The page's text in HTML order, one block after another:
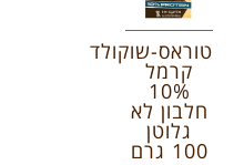
טוראס-שוקולד
קרמל
10%
חלבון לא
גלוטן
100 גרם